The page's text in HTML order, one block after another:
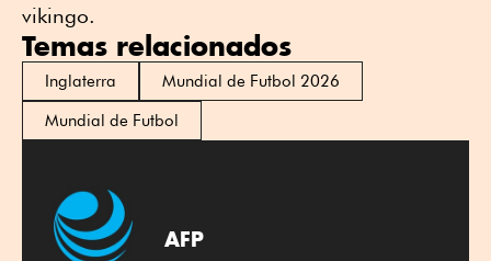
vikingo.
Temas relacionados
Inglaterra
Mundial de Futbol 2026
Mundial de Futbol
AFP